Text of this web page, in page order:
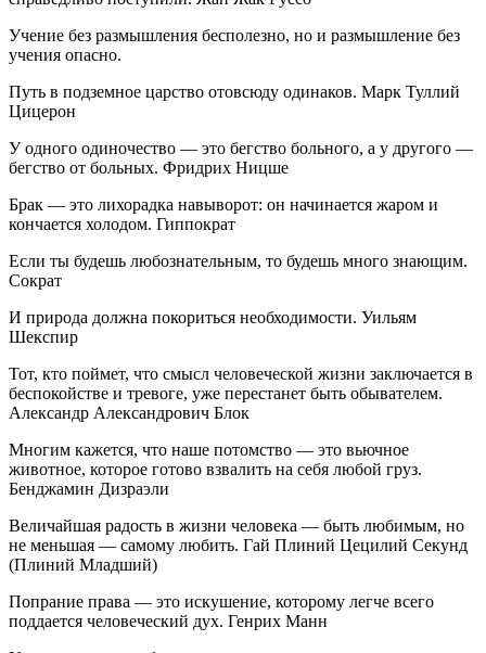
Учение без размышления бесполезно, но и размышление без
учения опасно.
Путь в подземное царство отовсюду одинаков. Марк Туллий
Цицерон
У одного одиночество — это бегство больного, а у другого —
бегство от больных. Фридрих Ницше
Брак — это лихорадка навыворот: он начинается жаром и
кончается холодом. Гиппократ
Если ты будешь любознательным, то будешь много знающим.
Сократ
И природа должна покориться необходимости. Уильям
Шекспир
Тот, кто поймет, что смысл человеческой жизни заключается в
беспокойстве и тревоге, уже перестанет быть обывателем.
Александр Александрович Блок
Многим кажется, что наше потомство — это вьючное
животное, которое готово взвалить на себя любой груз.
Бенджамин Дизраэли
Величайшая радость в жизни человека — быть любимым, но
не меньшая — самому любить. Гай Плиний Цецилий Секунд
(Плиний Младший)
Попрание права — это искушение, которому легче всего
поддается человеческий дух. Генрих Манн